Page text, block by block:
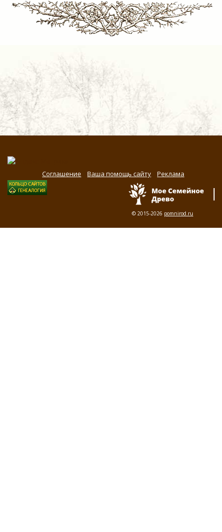
Соглашение Ваша помощь сайту Реклама
© 2015-2026 pomnirod.ru